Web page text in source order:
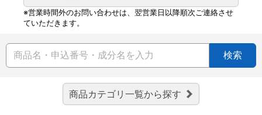
※営業時間外のお問い合わせは、翌営業日以降順次ご連絡させ
ていただきます。
検索
商品カテゴリ一覧から探す